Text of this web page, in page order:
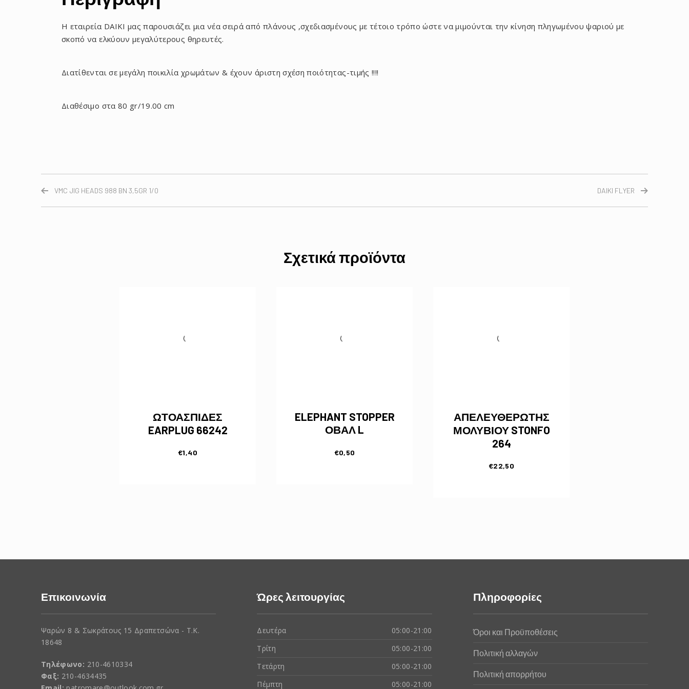
Η εταιρεία DAIKI μας παρουσιάζει μια νέα σειρά από πλάνους ,σχεδιασμένους με τέτοιο τρόπο ώστε να μιμούνται την κίνηση πληγωμένου ψαριού με
σκοπό να ελκύουν μεγαλύτερους θηρευτές.
Διατίθενται σε μεγάλη ποικιλία χρωμάτων & έχουν άριστη σχέση ποιότητας-τιμής !!!!
Διαθέσιμο στα 80 gr/19.00 cm
VMC JIG HEADS 988 BN 3,5GR 1/0 DAIKI FLYER
Σχετικά προϊόντα
ΩΤΟΑΣΠΙΔΕΣ
EARPLUG 66242
€1,40
ELEPHANT STOPPER
ΟΒΑΛ L
€0,50
ΑΠΕΛΕΥΘΕΡΩΤΗΣ
ΜΟΛΥΒΙΟΥ STONFO
264
€22,50
Επικοινωνία
Ψαρών 8 & Σωκράτους 15 Δραπετσώνα - Τ.Κ.
18648
Τηλέφωνο: 210-4610334
Φαξ: 210-4634435
Ώρες λειτουργίας
Δευτέρα
05:00-21:00
Τρίτη
05:00-21:00
Τετάρτη
05:00-21:00
Πέμπτη
05:00-21:00
Πληροφορίες
Όροι και Προϋποθέσεις
Πολιτική αλλαγών
Πολιτική απορρήτου